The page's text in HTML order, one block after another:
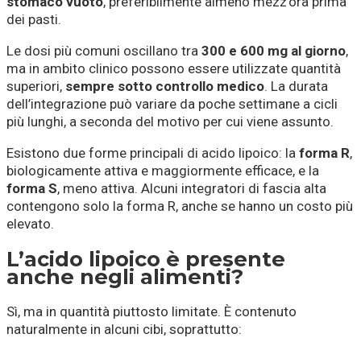
dei pasti.
Le dosi più comuni oscillano tra 300 e 600 mg al giorno,
ma in ambito clinico possono essere utilizzate quantità
superiori, sempre sotto controllo medico. La durata
dell’integrazione può variare da poche settimane a cicli
più lunghi, a seconda del motivo per cui viene assunto.
Esistono due forme principali di acido lipoico: la forma R,
biologicamente attiva e maggiormente efficace, e la
forma S, meno attiva. Alcuni integratori di fascia alta
contengono solo la forma R, anche se hanno un costo più
elevato.
L’acido lipoico è presente
anche negli alimenti?
Sì, ma in quantità piuttosto limitate. È contenuto
naturalmente in alcuni cibi, soprattutto: